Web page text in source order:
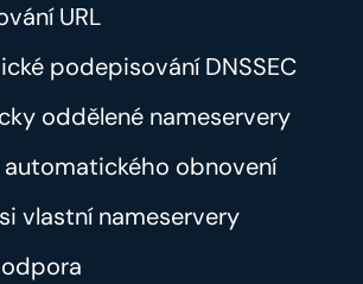
URL
podepisování DNSSEC
oddělené nameservery
obnovení
vlastní nameservery